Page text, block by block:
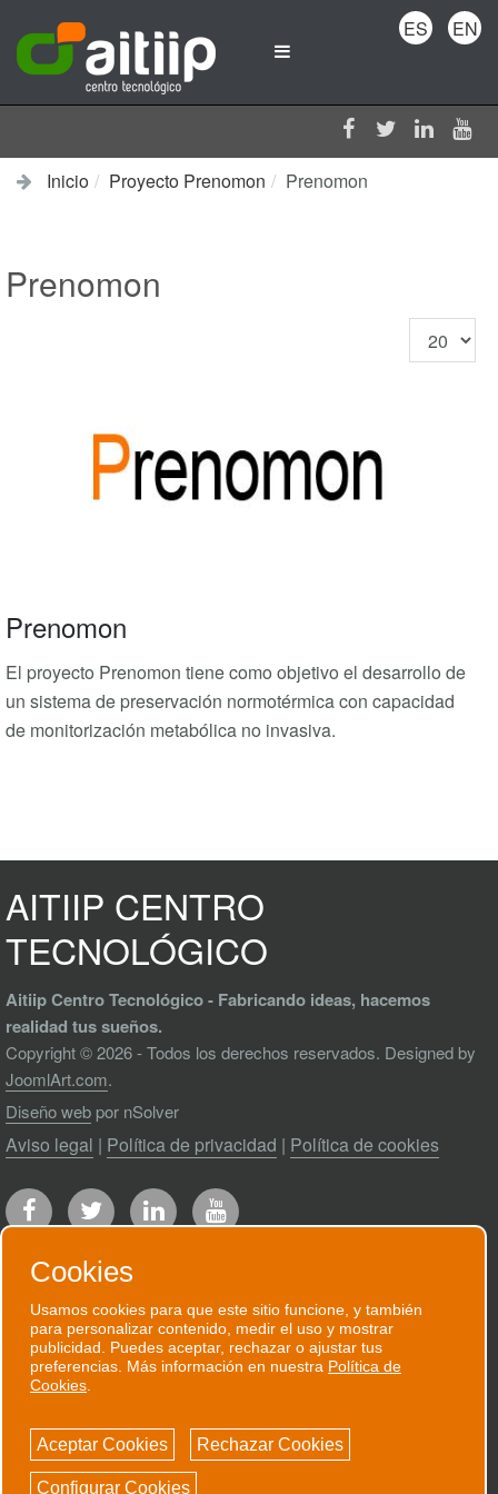
Inicio Proyecto Prenomon Prenomon
Prenomon
Cantidad
a
Prenomon
El proyecto Prenomon tiene como objetivo el desarrollo de
un sistema de preservación normotérmica con capacidad
de monitorización metabólica no invasiva.
ES EN
AITIIP CENTRO
TECNOLÓGICO
Aitiip Centro Tecnológico - Fabricando ideas, hacemos
realidad tus sueños.
Copyright © 2026 - Todos los derechos reservados. Designed by
JoomlArt.com.
Diseño web por nSolver
Aviso legal | Política de privacidad | Política de cookies
RECIBE NUESTRO BOLETÍN
Te enviaremos un correo electrónico
SUSCRÍBETE AHORA!
Cookies
Usamos cookies para que este sitio funcione, y también
para personalizar contenido, medir el uso y mostrar
publicidad. Puedes aceptar, rechazar o ajustar tus
preferencias. Más información en nuestra Política de
Cookies
Aceptar Cookies Rechazar Cookies
Configurar Cookies